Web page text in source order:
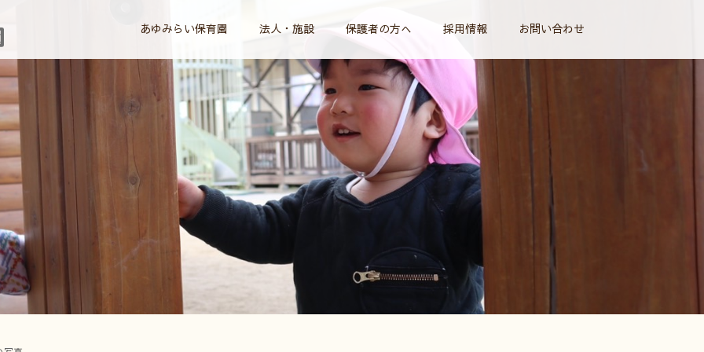
あゆみらい保育園 法人・施設 保護者の方へ 採用情報 お問い合わせ